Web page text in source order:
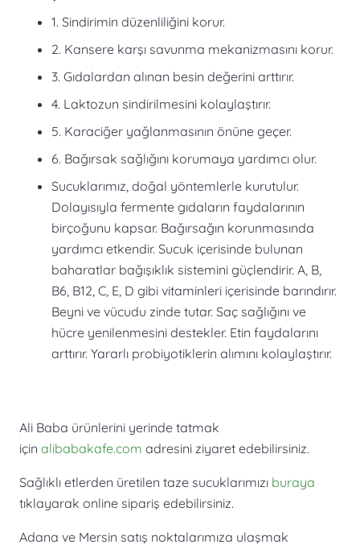
1. Sindirimin düzenliliğini korur.
2. Kansere karşı savunma mekanizmasını korur.
3. Gıdalardan alınan besin değerini arttırır.
4. Laktozun sindirilmesini kolaylaştırır.
5. Karaciğer yağlanmasının önüne geçer.
6. Bağırsak sağlığını korumaya yardımcı olur.
Sucuklarımız, doğal yöntemlerle kurutulur.
Dolayısıyla fermente gıdaların faydalarının
birçoğunu kapsar. Bağırsağın korunmasında
yardımcı etkendir. Sucuk içerisinde bulunan
baharatlar bağışıklık sistemini güçlendirir. A, B,
B6, B12, C, E, D gibi vitaminleri içerisinde barındırır.
Beyni ve vücudu zinde tutar. Saç sağlığını ve
hücre yenilenmesini destekler. Etin faydalarını
arttırır. Yararlı probiyotiklerin alımını kolaylaştırır.
Ali Baba ürünlerini yerinde tatmak
için alibabakafe.com adresini ziyaret edebilirsiniz.
Sağlıklı etlerden üretilen taze sucuklarımızı buraya
tıklayarak online sipariş edebilirsiniz.
Adana ve Mersin satış noktalarımıza ulaşmak